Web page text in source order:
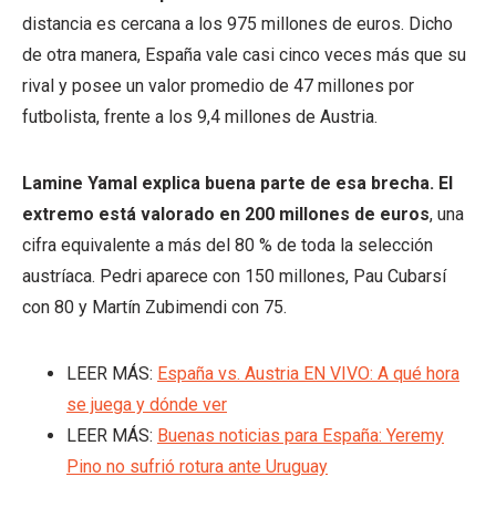
distancia es cercana a los 975 millones de euros. Dicho
de otra manera, España vale casi cinco veces más que su
rival y posee un valor promedio de 47 millones por
futbolista, frente a los 9,4 millones de Austria.
Lamine Yamal explica buena parte de esa brecha. El
extremo está valorado en 200 millones de euros, una
cifra equivalente a más del 80 % de toda la selección
austríaca. Pedri aparece con 150 millones, Pau Cubarsí
con 80 y Martín Zubimendi con 75.
LEER MÁS: España vs. Austria EN VIVO: A qué hora
se juega y dónde ver
LEER MÁS: Buenas noticias para España: Yeremy
Pino no sufrió rotura ante Uruguay